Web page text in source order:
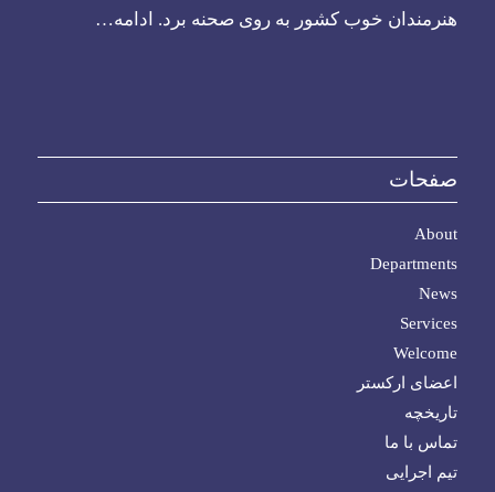
هنرمندان خوب کشور به روی صحنه برد. ادامه…
صفحات
About
Departments
News
Services
Welcome
اعضای ارکستر
تاریخچه
تماس با ما
تیم اجرایی